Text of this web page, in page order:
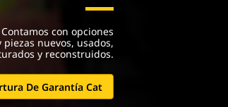
con opciones
nuevos, usados,
y reconstruidos.
De Garantía Cat